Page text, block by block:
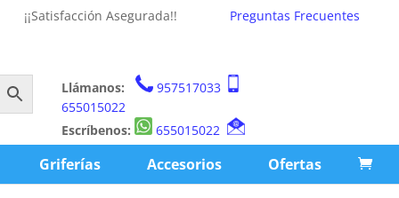
¡¡Satisfacción Asegurada!! Preguntas Frecuentes
Llámanos:
957517033
655015022
Escríbenos:
655015022
Griferías Accesorios Ofertas